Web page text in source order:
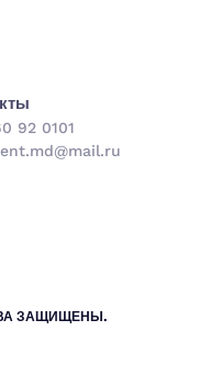
92 0101
ЗАЩИЩЕНЫ.